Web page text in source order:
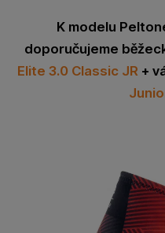
K modelu
doporučujeme
Elite 3.0 Classic JR +